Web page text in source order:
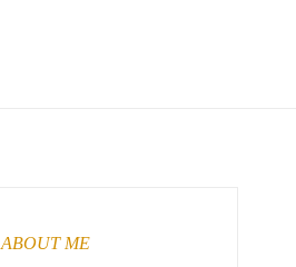
ABOUT ME